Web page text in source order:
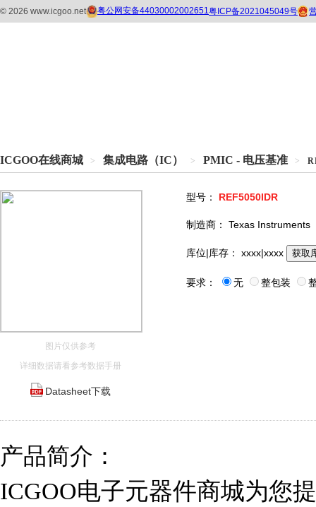
ICGOO在线商城 > 集成电路（IC） > PMIC - 电压基准 >
图片仅供参考
详细数据请看参考数据手册
Datasheet下载
型号： REF5050IDR
制造商： Texas Instruments
库位|库存： xxxx|xxxx 获取
要求： 无 整包装
产品简介：
ICGOO电子元器件商城为您